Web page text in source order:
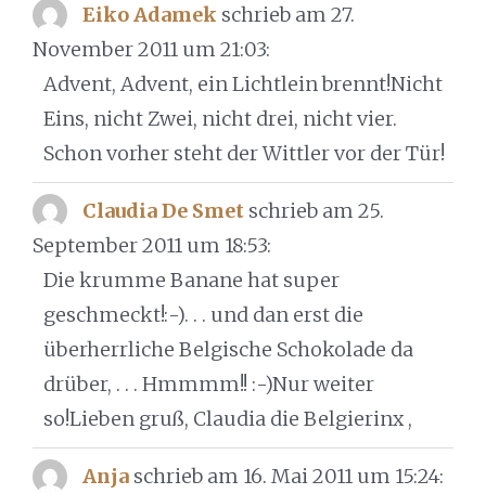
Eiko Adamek schrieb am 27.
November 2011 um 21:03:
Advent, Advent, ein Lichtlein brennt!Nicht
Eins, nicht Zwei, nicht drei, nicht vier.
Schon vorher steht der Wittler vor der Tür!
Claudia De Smet schrieb am 25.
September 2011 um 18:53:
Die krumme Banane hat super
geschmeckt!:-). . . und dan erst die
überherrliche Belgische Schokolade da
drüber, . . . Hmmmm!! :-)Nur weiter
so!Lieben gruß, Claudia die Belgierinx ,
Anja schrieb am 16. Mai 2011 um 15:24: